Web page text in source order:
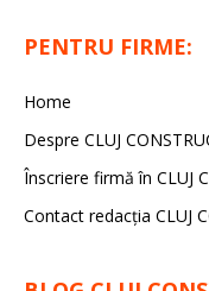
PENTRU FIRME:
Home
Despre CLUJ
Înscriere firmă în CLUJ
Contact redacția CLUJ